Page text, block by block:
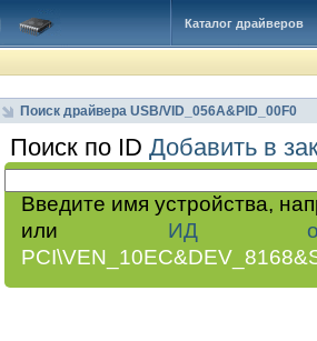
Каталог драйверов
Поиск драйвера USB/VID_056A&PID_00F0
Поиск по ID Добавить в
Введите имя устройства,
или ИД